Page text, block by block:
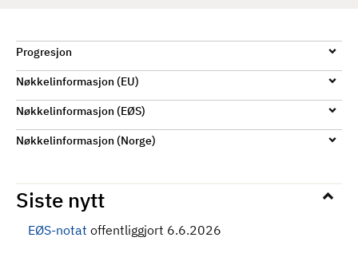
Progresjon
Nøkkelinformasjon (EU)
Nøkkelinformasjon (EØS)
Nøkkelinformasjon (Norge)
Siste nytt
EØS-notat offentliggjort 6.6.2026